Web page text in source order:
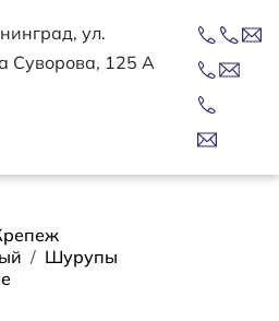
ул.
Суворова, 125 А
Шурупы